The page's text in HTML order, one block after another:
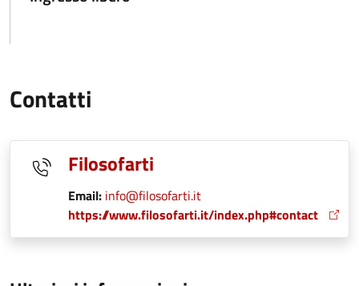
Contatti
Filosofarti
Email: info@filosofarti.it
https://www.filosofarti.it/index.php#contact